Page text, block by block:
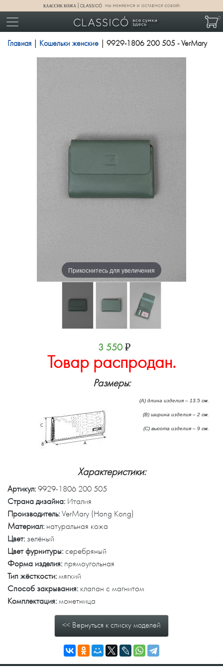
0
Главная Кошельки женские | 9929-1806 200 505 - VerMary
Прикоснитесь для увеличения
3 550₽
Товар распродан.
Размеры:
(А) длина изделия – 13.5 см.
(B) ширина изделия – 2 см.
(C) высота изделия – 9 см.
Характеристики:
Артикул: 9929-1806 200 505
Страна дизайна: Италия
Производитель: VerMary (Hong Kong)
Материал: натуральная кожа
Цвет: зелёный
Цвет фурнитуры: серебряный
Форма изделия: прямоугольная
Тип жёсткости: мягкий
Способ закрывания: клапан с магнитом
Комплектация: монетница
<< Вернуться к списку моделей